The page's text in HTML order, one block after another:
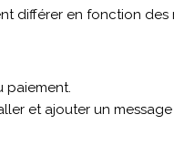
différer en fonction des
paiement.
et ajouter un